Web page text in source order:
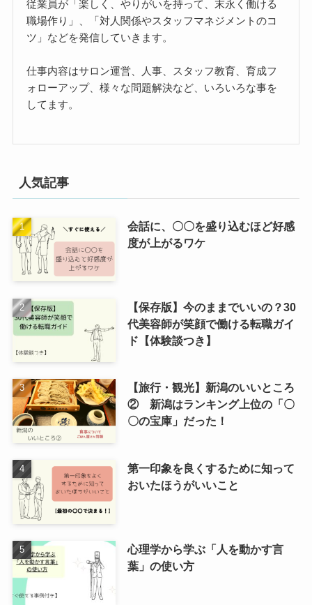
従業員が「楽しく、やりがいを持って、末永く働ける
職場作り」、「対人関係やスタッフマネジメントのコ
ツ」などを発信していきます。
仕事内容はサロン運営、人事、スタッフ教育、育成フ
ォローアップ、様々な問題解決など、いろいろな事を
してます。
人気記事
会話に、〇〇を盛り込むほど好感
度が上がるワケ
【保存版】今のままでいいの？30
代美容師が笑顔で働ける転職ガイ
ド【体験談つき】
【旅行・観光】新潟のいいところ
② 新潟はランキング上位の「〇
〇の宝庫」だった！
第一印象を良くするために知って
おいたほうがいいこと
心理学から学ぶ「人を動かす言
葉」の使い方